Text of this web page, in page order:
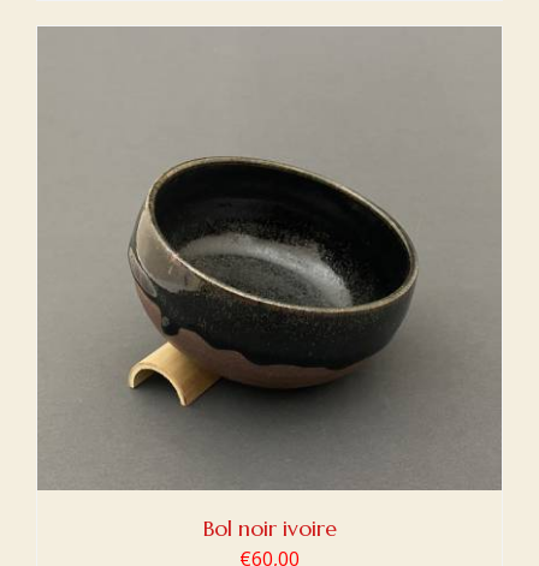
initial actuel
Bol noir ivoire
€60,00